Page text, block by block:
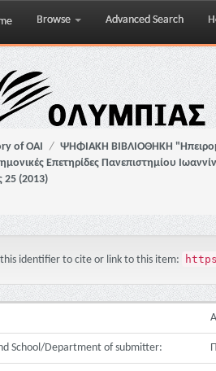
Browse Advanced Search
of OAI ΨΗΦΙΑΚΗ ΒΙΒΛΙΟΘΗΚΗ
Επετηρίδες Πανεπιστημίου
25 (2013)
this identifier to cite or link to this item:
School/Department of submitter: